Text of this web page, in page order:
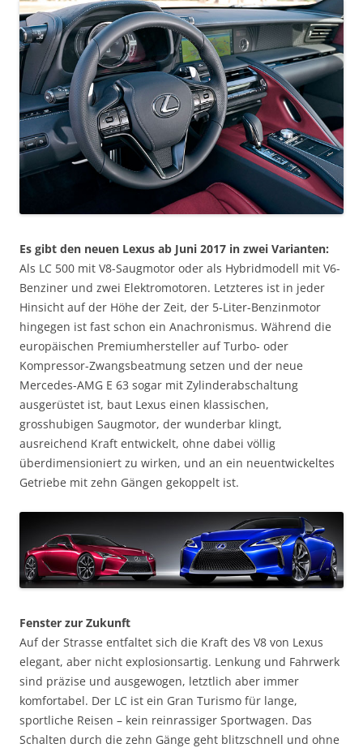
Es gibt den neuen Lexus ab Juni 2017 in zwei Varianten:
Als LC 500 mit V8-Saugmotor oder als Hybridmodell mit V6-
Benziner und zwei Elektromotoren. Letzteres ist in jeder
Hinsicht auf der Höhe der Zeit, der 5-Liter-Benzinmotor
hingegen ist fast schon ein Anachronismus. Während die
europäischen Premiumhersteller auf Turbo- oder
Kompressor-Zwangsbeatmung setzen und der neue
Mercedes-AMG E 63 sogar mit Zylinderabschaltung
ausgerüstet ist, baut Lexus einen klassischen,
grosshubigen Saugmotor, der wunderbar klingt,
ausreichend Kraft entwickelt, ohne dabei völlig
überdimensioniert zu wirken, und an ein neuentwickeltes
Getriebe mit zehn Gängen gekoppelt ist.
Fenster zur Zukunft
Auf der Strasse entfaltet sich die Kraft des V8 von Lexus
elegant, aber nicht explosionsartig. Lenkung und Fahrwerk
sind präzise und ausgewogen, letztlich aber immer
komfortabel. Der LC ist ein Gran Turismo für lange,
sportliche Reisen – kein reinrassiger Sportwagen. Das
Schalten durch die zehn Gänge geht blitzschnell und ohne